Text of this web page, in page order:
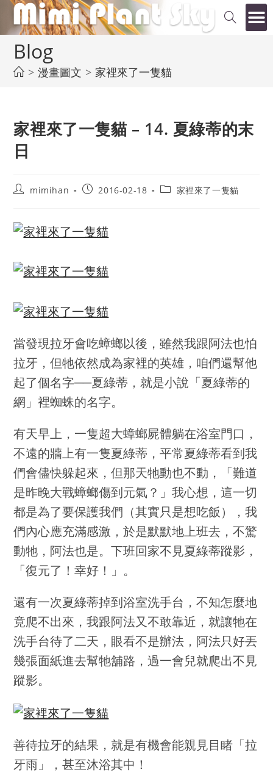
Blog
> 漫畫圖文 > 家裡來了一隻貓
家裡來了一隻貓 – 14. 夏綠蒂的末
日
mimihan 2016-02-18 家裡來了一隻貓
當發現拉牙會吃蟑螂以後，雖然我跟阿法也怕
拉牙，但牠依然成為家裡的英雄，咱們還幫他
起了個名字──夏綠蒂，就是小說「夏綠蒂的
網」裡蜘蛛的名字。
有天早上，一隻超大蟑螂屍體躺在浴室門口，
不遠的牆上有一隻夏綠蒂，平常夏綠蒂看到我
們會儘快躲起來，但那天牠動也不動，「難道
是昨晚大戰蟑螂傷到元氣？」我心想，這一切
都是為了要保護我們（其實只是想吃飯），我
們內心應充滿感激，於是默默地上班去，不驚
動牠，阿法也是。下班回家不見夏綠蒂蹤影，
「復元了！幸好！」。
還有一次夏綠蒂掉到浴室洗手台，不知怎麼地
竟爬不出來，我跟阿法又不敢靠近，就讓牠在
洗手台待了二天，眼看不是辦法，阿法只好丟
幾張面紙進去幫牠舖路，過一會兒就爬出不見
蹤影。
善待拉牙的結果，就是有機會能親見目睹「拉
牙雨」，甚至沐浴其中！